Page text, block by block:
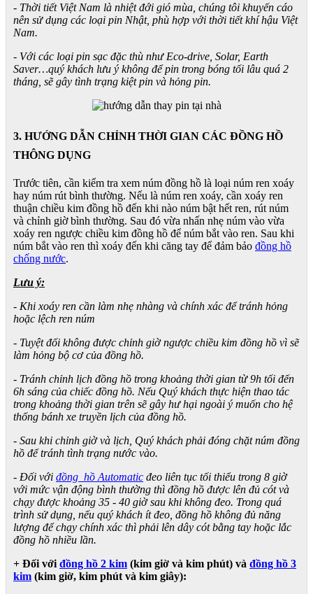
- Thời tiết Việt Nam là nhiệt đới gió mùa, chúng tôi khuyến cáo
nên sử dụng các loại pin Nhật, phù hợp với thời tiết khí hậu Việt
Nam.
- Với các loại pin sạc đặc thù như Eco-drive, Solar, Earth
Saver…quý khách lưu ý không để pin trong bóng tối lâu quá 2
tháng, sẽ gây tình trạng kiệt pin và hỏng pin.
3. HƯỚNG DẪN CHỈNH THỜI GIAN CÁC ĐỒNG HỒ
THÔNG DỤNG
Trước tiên, cần kiểm tra xem núm đồng hồ là loại núm ren xoáy
hay núm rút bình thường. Nếu là núm ren xoáy, cần xoáy ren
thuận chiều kim đồng hồ đến khi nào núm bật hết ren, rút núm
và chỉnh giờ bình thường. Sau đó vừa nhấn nhẹ núm vào vừa
xoáy ren ngược chiều kim đồng hồ để núm bắt vào ren. Sau khi
núm bắt vào ren thì xoáy đến khi căng tay để đảm bảo đồng hồ
chống nước.
Lưu ý:
- Khi xoáy ren cần làm nhẹ nhàng và chính xác để tránh hỏng
hoặc lệch ren núm
- Tuyệt đối không được chỉnh giờ ngược chiều kim đồng hồ vì sẽ
làm hỏng bộ cơ của đồng hồ.
- Tránh chỉnh lịch đồng hồ trong khoảng thời gian từ 9h tối đến
6h sáng của chiếc đồng hồ. Nếu Quý khách thực hiện thao tác
trong khoảng thời gian trên sẽ gây hư hại ngoài ý muốn cho hệ
thống bánh xe truyền lịch của đồng hồ.
- Sau khi chỉnh giờ và lịch, Quý khách phải đóng chặt núm đồng
hồ để tránh tình trạng nước vào.
- Đối với đồng hồ Automatic đeo liên tục tối thiểu trong 8 giờ
với mức vận động bình thường thì đồng hồ được lên đủ cót và
chạy được khoảng 35 - 40 giờ sau khi không đeo. Trong quá
trình sử dụng, nếu quý khách ít đeo, đồng hồ không đủ năng
lượng để chạy chính xác thì phải lên dây cót bằng tay hoặc lắc
đồng hồ nhiều lần.
+ Đối với đồng hồ 2 kim (kim giờ và kim phút) và đồng hồ 3
kim (kim giờ, kim phút và kim giây):